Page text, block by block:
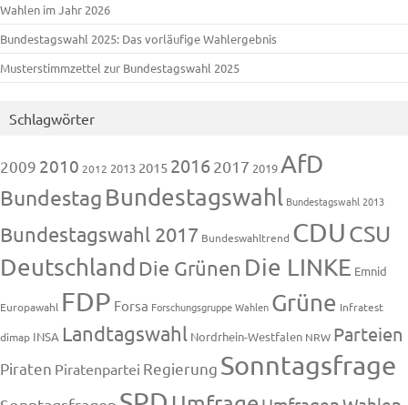
Wahlen im Jahr 2026
Bundestagswahl 2025: Das vorläufige Wahlergebnis
Musterstimmzettel zur Bundestagswahl 2025
Schlagwörter
2009 2010 2012 2013 2015 20162017 2019AfD
Bundestag Bundestagswahl Bundestagswahl 2013
Bundestagswahl 2017 Bundeswahltrend CDUCSU
Deutschland Die Grünen Die LINKE Emnid
Europawahl FDP Forsa Forschungsgruppe Wahlen Grüne Infratest
dimap INSA Landtagswahl Nordrhein-Westfalen NRW Parteien
Piraten Piratenpartei Regierung Sonntagsfrage